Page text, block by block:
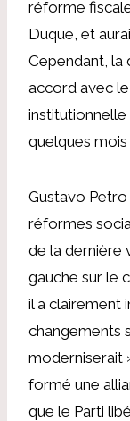
réforme
Duque, et
Cependant, la
accord avec
institutionnelle
quelques mois
Gustavo
réformes
de la dernière
gauche sur le
il a clairement
changements
moderniserait
formé une
que le Parti